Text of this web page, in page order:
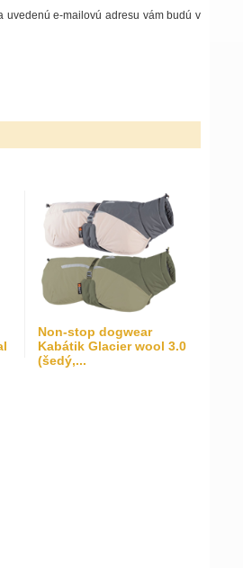
uvedenú e-mailovú adresu vám budú v
Non-stop dogwear
Kabátik Glacier wool 3.0
(šedý,...